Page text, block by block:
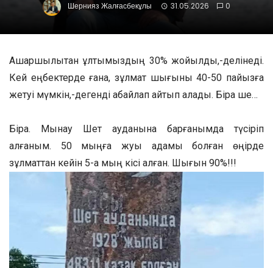
Шернияз Жалғасбекұлы 31.05.2026 0
Ашаршылықтан ұлтымыздың 30% жойылды,-делінеді.
Кей еңбектерде ғана, зұлмат шығыны 40-50 пайызға
жетуі мүмкін,-дегенді абайлап айтып қалады. Бірақ ше…
Бірақ. Мынау Шет ауданына барғанымда түсіріп
алғаным. 50 мыңға жуық адамы болған өңірде
зұлматтан кейін 5-ақ мың кісі қалған. Шығын 90%!!!